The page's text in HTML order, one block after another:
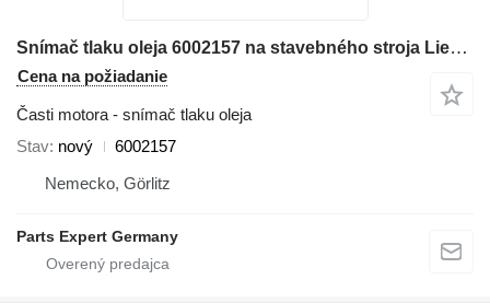
Snímač tlaku oleja 6002157 na stavebného stroja Liebherr
Cena na požiadanie
Časti motora - snímač tlaku oleja
Stav nový
6002157
Nemecko, Görlitz
Parts Expert Germany